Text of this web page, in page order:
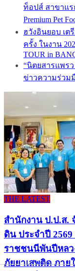
ท็อปส์ สาขาแ
Premium Pet
ฮวังอินยอบ เ
ครั้ง ในงาน
TOUR in
“นิตยสารแพร
ข่าวความร่วม
THE LATEST
สำนักงาน ป.ป.ส.
ดิน ประจำปี
ราชชนนีพันปีหลว
ภัยยาเสพติด ภาย